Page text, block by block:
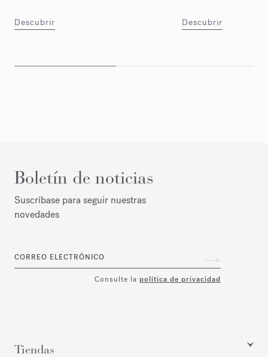
Descubrir Descubrir
Boletín de noticias
Suscríbase para seguir nuestras
novedades
CORREO ELECTRÓNICO
Consulte la política de privacidad
Tiendas